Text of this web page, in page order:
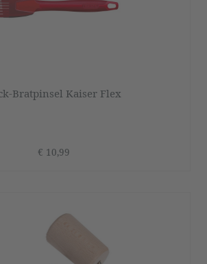
Bratpinsel Kaiser Flex
€ 10,99